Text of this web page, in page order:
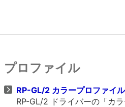
プロファイル
RP-GL/2 カラープロファイ
RP-GL/2 ドライバーの「カ